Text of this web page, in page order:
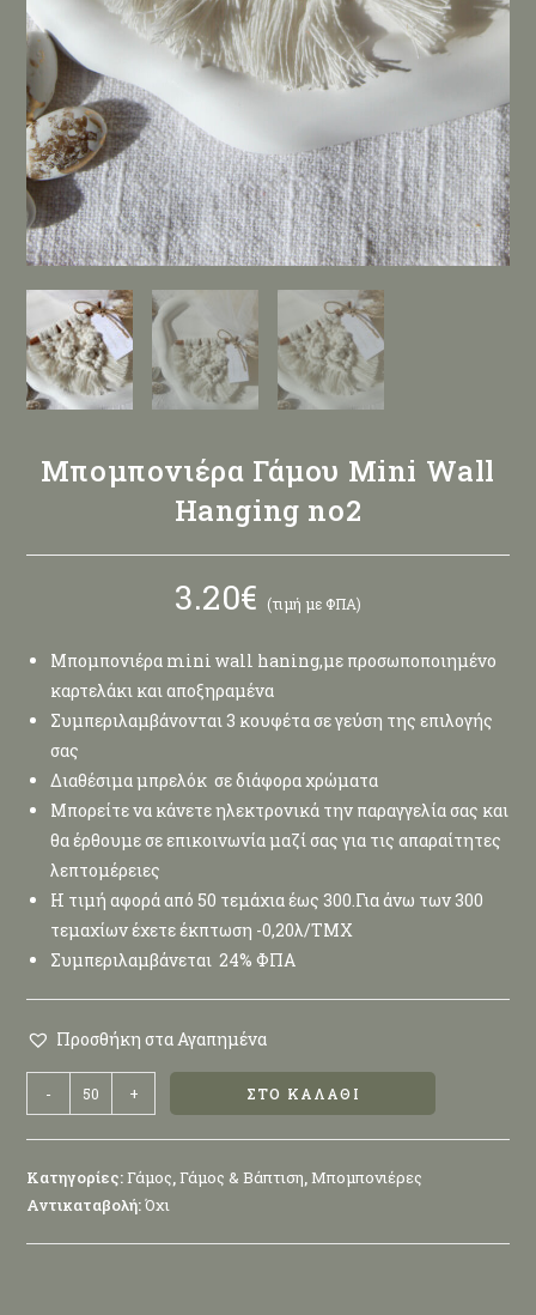
Μπομπονιέρα Γάμου Mini Wall
Hanging no2
3.20€ (τιμή με ΦΠΑ)
Μπομπονιέρα mini wall haning,με προσωποποιημένο
καρτελάκι και αποξηραμένα
Συμπεριλαμβάνονται 3 κουφέτα σε γεύση της επιλογής
σας
Διαθέσιμα μπρελόκ σε διάφορα χρώματα
Μπορείτε να κάνετε ηλεκτρονικά την παραγγελία σας και
θα έρθουμε σε επικοινωνία μαζί σας για τις απαραίτητες
λεπτομέρειες
Η τιμή αφορά από 50 τεμάχια έως 300.Για άνω των 300
τεμαχίων έχετε έκπτωση -0,20λ/ΤΜΧ
Συμπεριλαμβάνεται 24% ΦΠΑ
Προσθήκη στα Αγαπημένα
- + ΣΤΟ ΚΑΛΆΘΙ
Κατηγορίες:Γάμος,Γάμος & Βάπτιση,Μπομπονιέρες
Αντικαταβολή:Όχι